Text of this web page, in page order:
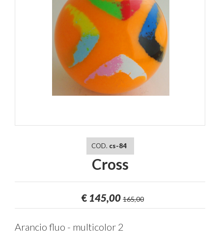
COD. cs-84
Cross
€ 145,00 165,00
Arancio fluo - multicolor 2